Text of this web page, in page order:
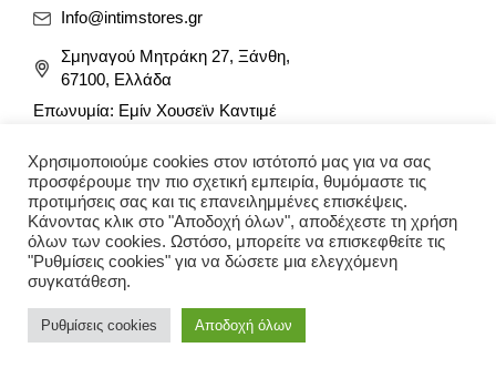
Info@intimstores.gr
Σμηναγού Μητράκη 27, Ξάνθη,
67100, Ελλάδα
Επωνυμία: Εμίν Χουσεϊν Καντιμέ
Αρ. Γ.Ε.ΜΗ: 012349946000
© 2023 intimstores. Με την επιφύλαξη κάθε νόμιμου
Χρησιμοποιούμε cookies στον ιστότοπό μας για να σας
προσφέρουμε την πιο σχετική εμπειρία, θυμόμαστε τις
προτιμήσεις σας και τις επανειλημμένες επισκέψεις.
Κάνοντας κλικ στο "Αποδοχή όλων", αποδέχεστε τη χρήση
όλων των cookies. Ωστόσο, μπορείτε να επισκεφθείτε τις
"Ρυθμίσεις cookies" για να δώσετε μια ελεγχόμενη
συγκατάθεση.
Ρυθμίσεις cookies Αποδοχή όλων